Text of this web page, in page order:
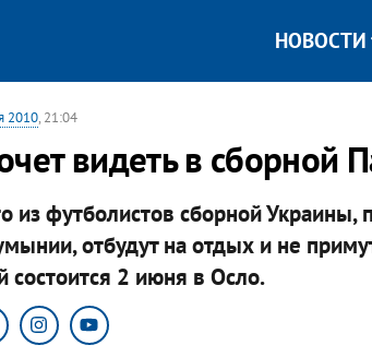
НОВОСТИ
2010, 21:04
видеть в сборной
из футболистов сборной
отбудут на отдых и не
состоится 2 июня в Осло.